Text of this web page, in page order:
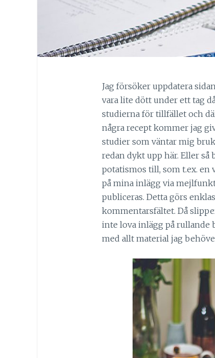
Jag försöker uppdatera
vara lite dött under ett tag
studierna för tillfället och
några recept kommer jag
studier som väntar mig
redan dykt upp här. Eller så
potatismos till, som t.ex. en
på mina inlägg via
publiceras. Detta görs
kommentarsfältet. Då
inte lova inlägg på rullande
med allt material jag